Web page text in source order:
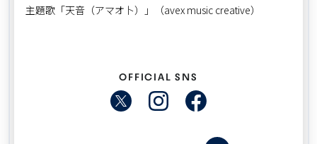
主題歌「天音（アマオ卜）」（avex music creative）
OFFICIAL SNS